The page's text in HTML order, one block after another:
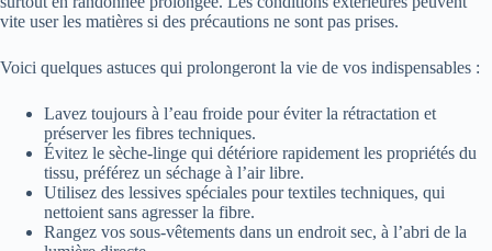
vite user les matières si des précautions ne sont pas prises.
Voici quelques astuces qui prolongeront la vie de vos indispensables :
Lavez toujours à l’eau froide pour éviter la rétractation et
préserver les fibres techniques.
Évitez le sèche-linge qui détériore rapidement les propriétés du
tissu, préférez un séchage à l’air libre.
Utilisez des lessives spéciales pour textiles techniques, qui
nettoient sans agresser la fibre.
Rangez vos sous-vêtements dans un endroit sec, à l’abri de la